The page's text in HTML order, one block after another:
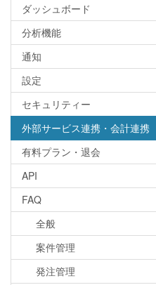
ダッシュボード
分析機能
通知
設定
セキュリティー
外部サービス連携・会計連携
有料プラン・退会
API
FAQ
全般
案件管理
発注管理